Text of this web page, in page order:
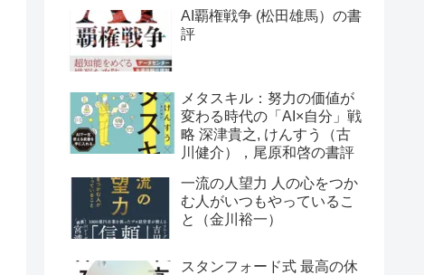
AI覇権戦争 (松田雄馬）の書
評
メタスキル：努力の価値が
変わる時代の「AI×自分」戦
略 深津貴之, けんすう（古
川健介），尾原和啓の書評
一流の人望力 人の心をつか
む人がいつもやっているこ
と（金川裕一）
スタンフォード式 最高の休